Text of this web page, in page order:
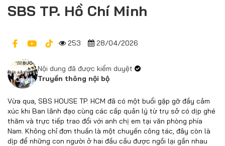
SBS TP. Hồ Chí Minh
253 28/04/2026
Nội dung đã được kiểm duyệt
Truyền thông nội bộ
Vừa qua, SBS HOUSE TP. HCM đã có một buổi gặp gỡ đầy cảm
xúc khi Ban lãnh đạo cùng các cấp quản lý từ trụ sở có dịp ghé
thăm và trực tiếp trao đổi với anh chị em tại văn phòng phía
Nam. Không chỉ đơn thuần là một chuyến công tác, đây còn là
dịp để những con người ở hai đầu cầu được ngồi lại gần nhau